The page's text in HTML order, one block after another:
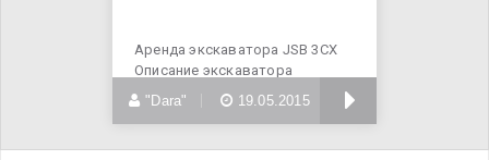
Аренда экскаватора JSB 3CX
Описание экскаватора
погрузчика JCB 3CX Земляные
"Dara" 19.05.2015